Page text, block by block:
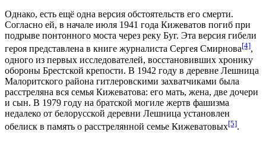
Однако, есть ещё одна версия обстоятельств его смерти.
Согласно ей, в начале июля 1941 года Кижеватов погиб при
подрыве понтонного моста через реку Буг. Эта версия гибели
героя представлена в книге журналиста Сергея Смирнова[4],
одного из первых исследователей, восстановивших хронику
обороны Брестской крепости. В 1942 году в деревне Лешница
Малоритского района гитлеровскими захватчиками была
расстреляна вся семья Кижеватова: его мать, жена, две дочери
и сын. В 1979 году на братской могиле жертв фашизма
недалеко от белорусской деревни Лешница установлен
обелиск в память о расстрелянной семье Кижеватовых[5].